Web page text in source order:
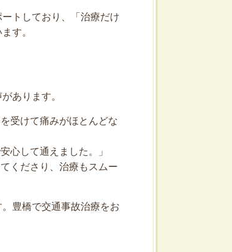
トしており、「治療だけ
す。
あります。
受けて痛みがほとんどな
心して通えました。」
くださり、治療もスムー
豊橋で交通事故治療をお